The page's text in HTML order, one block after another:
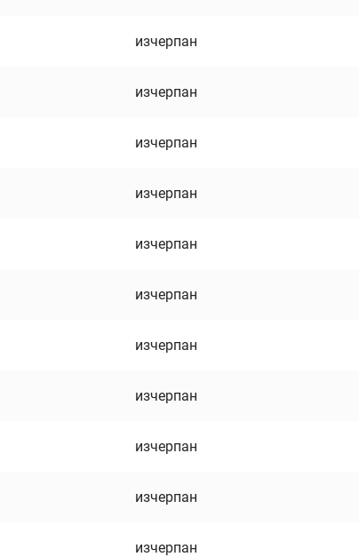
изчерпан
изчерпан
изчерпан
изчерпан
изчерпан
изчерпан
изчерпан
изчерпан
изчерпан
изчерпан
изчерпан